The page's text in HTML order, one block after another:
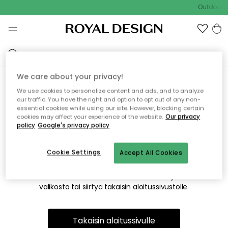
Outdoor
Emme valitettavasti löydä
etsimääsi sivua
Tämä voi johtua siitä, että sivua ei enää ole tai siitä, että se
on siirretty muualle. Pahoittelemme tästä mahdollisesti
valikosta tai siirtyä takaisin aloitussivustolle.
Takaisin aloitussivulle
We care about your privacy!
We use cookies to personalize content and ads, and to analyze
our traffic. You have the right and option to opt out of any non-
essential cookies while using our site. However, blocking certain
cookies may affect your experience of the website. Our privacy
policy Google's privacy policy
Accept All Cookies
Cookie Settings